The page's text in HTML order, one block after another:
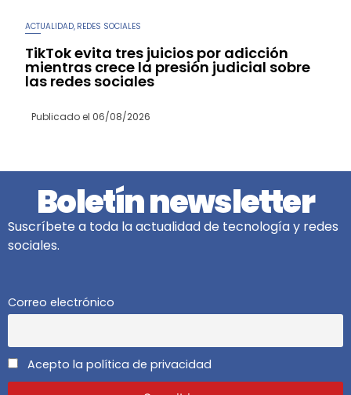
ACTUALIDAD REDES SOCIALES
TikTok evita tres juicios por adicción
mientras crece la presión judicial sobre
las redes sociales
Publicado el 06/08/2026
Boletín newsletter
Suscríbete a toda la actualidad de tecnología y redes
sociales.
Correo electrónico
Acepto la política de privacidad